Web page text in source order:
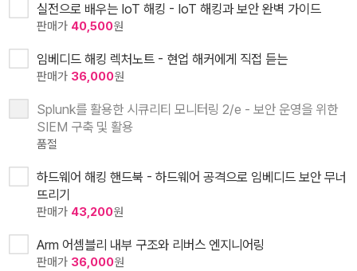
실전으로 배우는 IoT 해킹 - IoT 해킹과 보안 완벽 가이드
판매가 40,500원
임베디드 해킹 렉처노트 - 현업 해커에게 직접 듣는
판매가 36,000원
Splunk를 활용한 시큐리티 모니터링 2/e - 보안 운영을 위한
SIEM 구축 및 활용
품절
하드웨어 해킹 핸드북 - 하드웨어 공격으로 임베디드 보안 무너
뜨리기
판매가 43,200원
Arm 어셈블리 내부 구조와 리버스 엔지니어링
판매가 36,000원